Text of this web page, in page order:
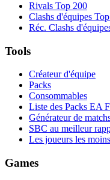
Rivals Top 200
Clashs d'équipes
Réc. Clashs
Tools
Créateur d'équipe
Packs
Consommables
Liste des Packs EA
Générateur de
SBC au meilleur
Les joueurs les
Games